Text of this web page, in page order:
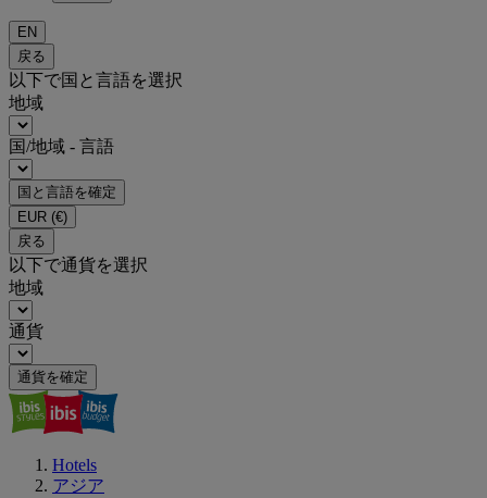
EN
戻る
以下で国と言語を選択
地域
国/地域 - 言語
国と言語を確定
EUR (€)
戻る
以下で通貨を選択
地域
通貨
通貨を確定
Hotels
アジア